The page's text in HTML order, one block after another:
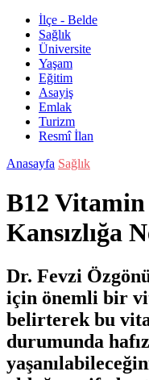
İlçe - Belde
Sağlık
Üniversite
Yaşam
Eğitim
Asayiş
Emlak
Turizm
Resmî İlan
Anasayfa Sağlık
B12
Kansızlığa
Dr. Fevzi
için önemli bir
belirterek bu
durumunda